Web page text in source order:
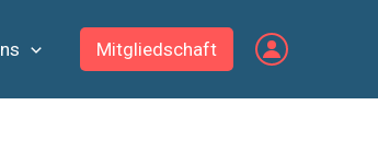
Mitgliedschaft